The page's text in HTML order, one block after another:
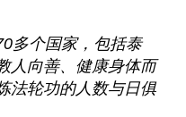
多个国家，包括泰
人向善、健康身体而
法轮功的人数与日俱